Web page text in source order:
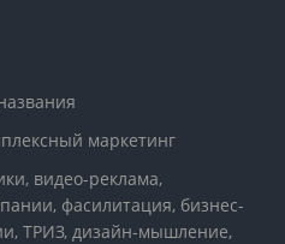
маркетинг
видео-реклама,
фасилитация, бизнес-
ТРИЗ, дизайн-мышление,